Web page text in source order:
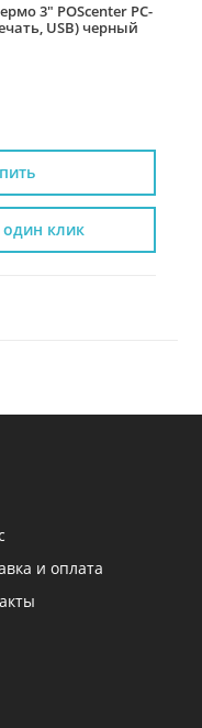
3" POScenter PC-
USB) черный
один клик
и оплата